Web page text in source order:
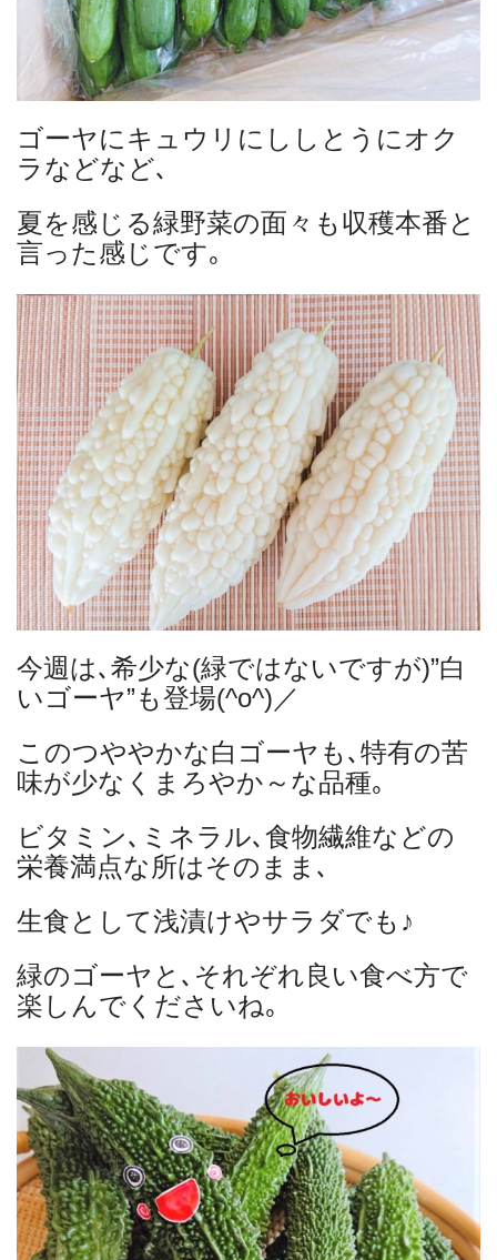
ゴーヤにキュウリにししとうにオク
ラなどなど､
夏を感じる緑野菜の面々も収穫本番と
言った感じです｡
今週は､希少な(緑ではないですが)”白
いゴーヤ”も登場(^o^)／
このつややかな白ゴーヤも､特有の苦
味が少なくまろやか～な品種｡
ビタミン､ミネラル､食物繊維などの
栄養満点な所はそのまま､
生食として浅漬けやサラダでも♪
緑のゴーヤと､それぞれ良い食べ方で
楽しんでくださいね｡